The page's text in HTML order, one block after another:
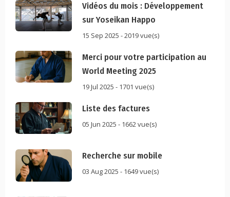
Vidéos du mois : Développement
sur Yoseikan Happo
15 Sep 2025 - 2019 vue(s)
Merci pour votre participation au
World Meeting 2025
19 Jul 2025 - 1701 vue(s)
Liste des factures
05 Jun 2025 - 1662 vue(s)
Recherche sur mobile
03 Aug 2025 - 1649 vue(s)